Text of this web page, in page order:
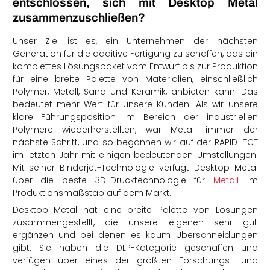
zusammenzuschließen?
Unser Ziel ist es, ein Unternehmen der nächsten
Generation für die additive Fertigung zu schaffen, das ein
komplettes Lösungspaket vom Entwurf bis zur Produktion
für eine breite Palette von Materialien, einschließlich
Polymer, Metall, Sand und Keramik, anbieten kann. Das
bedeutet mehr Wert für unsere Kunden. Als wir unsere
klare Führungsposition im Bereich der industriellen
Polymere wiederherstellten, war Metall immer der
nächste Schritt, und so begannen wir auf der RAPID+TCT
im letzten Jahr mit einigen bedeutenden Umstellungen.
Mit seiner Binderjet-Technologie verfügt Desktop Metal
über die beste 3D-Drucktechnologie für Metall im
Produktionsmaßstab auf dem Markt.
Desktop Metal hat eine breite Palette von Lösungen
zusammengestellt, die unsere eigenen sehr gut
ergänzen und bei denen es kaum Überschneidungen
gibt. Sie haben die DLP-Kategorie geschaffen und
verfügen über eines der größten Forschungs- und